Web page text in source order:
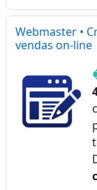
Webmaster •
vendas on-line